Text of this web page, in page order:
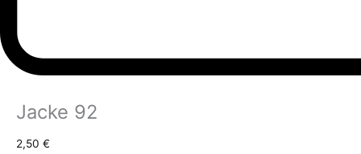
Jacke 92
2,50 €